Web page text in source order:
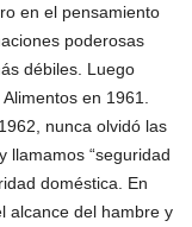
en el pensamiento
poderosas
débiles. Luego
en 1961.
nunca olvidó las
llamamos “seguridad
doméstica. En
alcance del hambre y